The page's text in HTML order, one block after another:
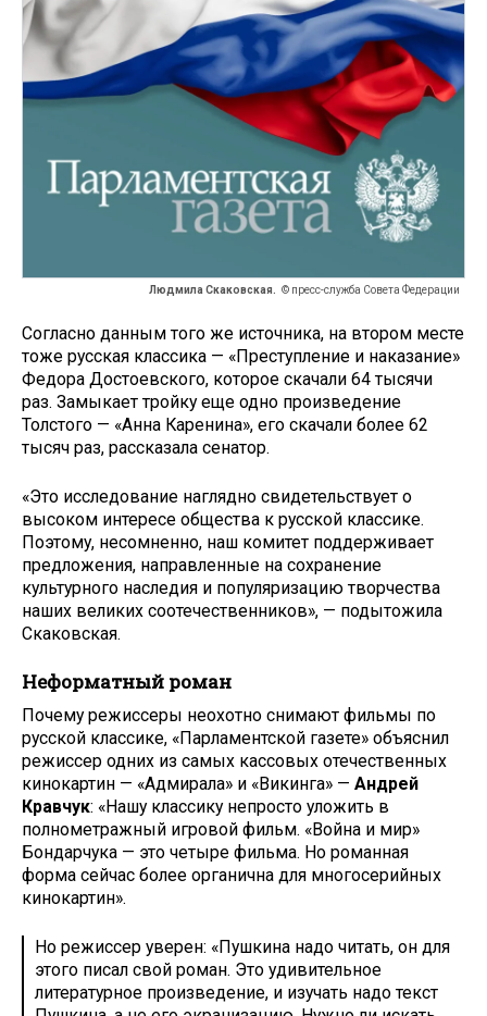
Людмила Скаковская. © пресс-служба Совета Федерации
Согласно данным того же источника, на втором месте
тоже русская классика — «Преступление и наказание»
Федора Достоевского, которое скачали 64 тысячи
раз. Замыкает тройку еще одно произведение
Толстого — «Анна Каренина», его скачали более 62
тысяч раз, рассказала сенатор.
«Это исследование наглядно свидетельствует о
высоком интересе общества к русской классике.
Поэтому, несомненно, наш комитет поддерживает
предложения, направленные на сохранение
культурного наследия и популяризацию творчества
наших великих соотечественников», — подытожила
Скаковская.
Неформатный роман
Почему режиссеры неохотно снимают фильмы по
русской классике, «Парламентской газете» объяснил
режиссер одних из самых кассовых отечественных
кинокартин — «Адмирала» и «Викинга» — Андрей
Кравчук: «Нашу классику непросто уложить в
полнометражный игровой фильм. «Война и мир»
Бондарчука — это четыре фильма. Но романная
форма сейчас более органична для многосерийных
кинокартин».
Но режиссер уверен: «Пушкина надо читать, он для
этого писал свой роман. Это удивительное
литературное произведение, и изучать надо текст